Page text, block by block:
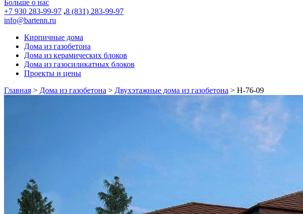
Больше о нас
+7 930 283-99-97 ,8 (831) 283-99-97
info@bartenn.ru
Кирпичные дома
Дома из газобетона
Дома из керамических блоков
Дома из газосиликатных блоков
Проекты и цены
Главная > Дома из газобетона > Двухэтажные дома из газобетона > Н-76-09